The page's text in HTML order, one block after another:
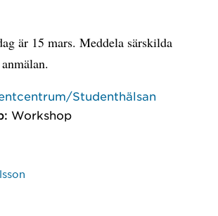
är 15 mars. Meddela särskilda
Studenthälsan
Workshop